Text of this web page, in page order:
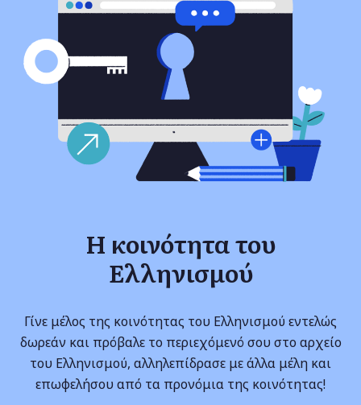
Η κοινότητα του
Ελληνισμού
Γίνε μέλος της κοινότητας του Ελληνισμού εντελώς
δωρεάν και πρόβαλε το περιεχόμενό σου στο αρχείο
του Ελληνισμού, αλληλεπίδρασε με άλλα μέλη και
επωφελήσου από τα προνόμια της κοινότητας!